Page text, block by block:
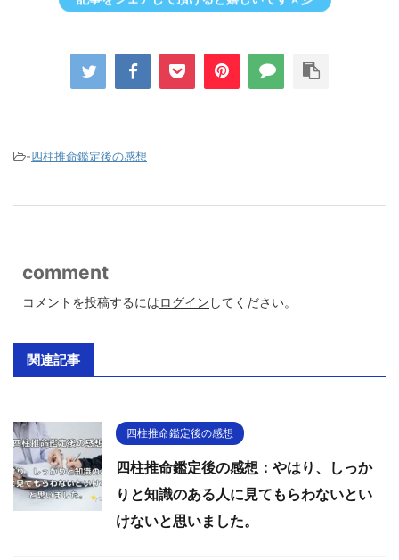
記事をシェアして頂けると嬉しいです☆彡
-四柱推命鑑定後の感想
comment
コメントを投稿するにはログイン してください。
関連記事
四柱推命鑑定後の感想
四柱推命鑑定後の感想：やはり、しっか
りと知識のある人に見てもらわないとい
けないと思いました。